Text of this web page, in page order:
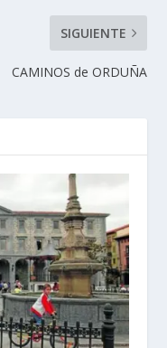
SIGUIENTE
CAMINOS de ORDUÑA